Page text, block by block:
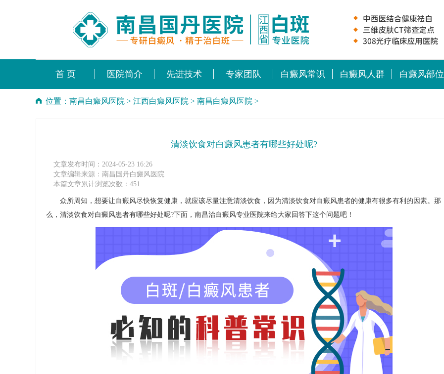
首 页 医院简介 先进技术 专家团队 白癜风常识 白癜风人群 白癜风部位
位置： 南昌白癜风医院 > 江西白癜风医院 > 南昌白癜风医院 >
清淡饮食对白癜风患者有哪些好处呢?
文章发布时间：2024-05-23 16:26
文章编辑来源：南昌国丹白癜风医院
本篇文章累计浏览次数：451
众所周知，想要让白癜风尽快恢复健康，就应该尽量注意清淡饮食，因为清淡饮食对白癜风患者的健康有很多有利的因素。那
么，清淡饮食对白癜风患者有哪些好处呢?下面，南昌治白癜风专业医院来给大家回答下这个问题吧！